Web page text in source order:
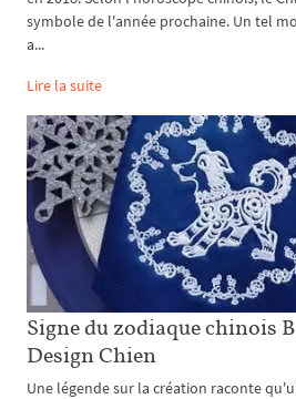
symbole de l'année prochaine. Un tel
a...
Lire la suite
Signe du zodiaque chinois
Design Chien
Une légende sur la création raconte